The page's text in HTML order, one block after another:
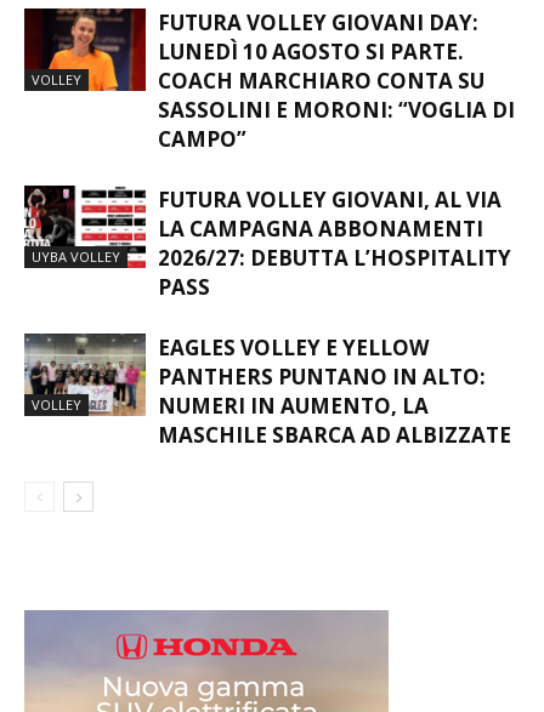
ARTICOLI CORRELATI
FUTURA VOLLEY GIOVANI DAY:
LUNEDÌ 10 AGOSTO SI PARTE.
COACH MARCHIARO CONTA SU
CAMPO”
FUTURA VOLLEY GIOVANI, AL VIA
LA CAMPAGNA ABBONAMENTI
PASS
EAGLES VOLLEY E YELLOW
PANTHERS PUNTANO IN ALTO: